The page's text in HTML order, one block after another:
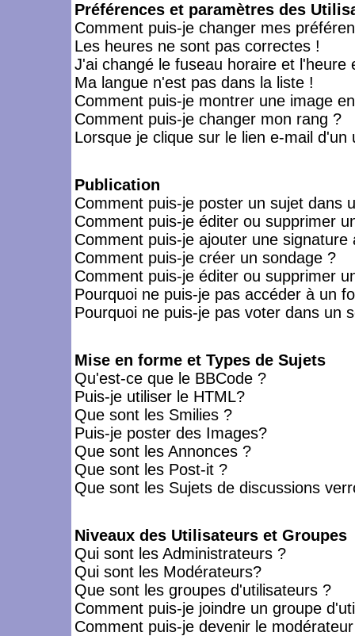
Préférences et paramètres des
Comment puis-je changer mes
Les heures ne sont pas correctes !
J'ai changé le fuseau horaire et l'heure
Ma langue n'est pas dans la liste !
Comment puis-je montrer une image
Comment puis-je changer mon rang ?
Lorsque je clique sur le lien e-mail
Publication
Comment puis-je poster un sujet dans
Comment puis-je éditer ou supprimer
Comment puis-je ajouter une signature
Comment puis-je créer un sondage ?
Comment puis-je éditer ou supprimer
Pourquoi ne puis-je pas accéder à un
Pourquoi ne puis-je pas voter dans un
Mise en forme et Types de Sujets
Qu'est-ce que le BBCode ?
Puis-je utiliser le HTML?
Que sont les Smilies ?
Puis-je poster des Images?
Que sont les Annonces ?
Que sont les Post-it ?
Que sont les Sujets de discussions
Niveaux des Utilisateurs et Groupes
Qui sont les Administrateurs ?
Qui sont les Modérateurs?
Que sont les groupes d'utilisateurs ?
Comment puis-je joindre un groupe
Comment puis-je devenir le